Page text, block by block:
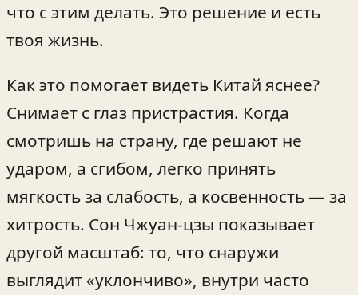
что с этим делать. Это решение и есть
твоя жизнь.
Как это помогает видеть Китай яснее?
Снимает с глаз пристрастия. Когда
смотришь на страну, где решают не
ударом, а сгибом, легко принять
мягкость за слабость, а косвенность — за
хитрость. Сон Чжуан-цзы показывает
другой масштаб: то, что снаружи
выглядит «уклончиво», внутри часто